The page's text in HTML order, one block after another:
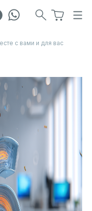
с вами и для вас
2025